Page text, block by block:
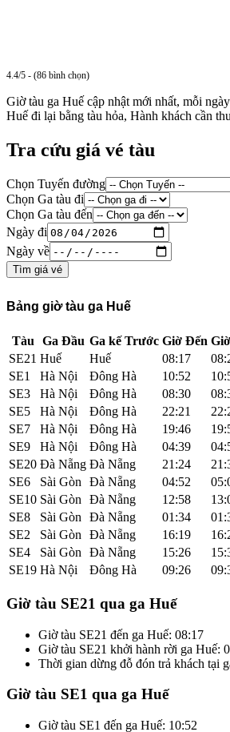
4.4/5 - (86 bình chọn)
Giờ tàu ga Huế cập nhật mới nhất, mỗi
Huế đi lại bằng tàu hỏa, Hành khách cần
Tra cứu giá vé tàu
Chọn Tuyến đường
Chọn Ga tàu đi
Chọn Ga tàu đến
Ngày đi
Ngày về
Tìm giá vé
Bảng giờ tàu ga Huế
Tàu Ga Đầu Ga kế Trước Giờ Đến
SE21 Huế Huế 08:17
SE1
Hà Nội Đông Hà 10:52
SE3
Hà Nội Đông Hà 08:30
SE5
Hà Nội Đông Hà 22:21
SE7
Hà Nội Đông Hà 19:46
SE9
Hà Nội Đông Hà 04:39
SE20 Đà Nẵng Đà Nẵng 21:24
SE6
Sài Gòn Đà Nẵng 04:52
SE10 Sài Gòn Đà Nẵng 12:58
SE8
Sài Gòn Đà Nẵng 01:34
SE2
Sài Gòn Đà Nẵng 16:19
SE4
Sài Gòn Đà Nẵng 15:26
SE19 Hà Nội Đông Hà 09:26
Giờ tàu SE21 qua ga Huế
Giờ tàu SE21 đến ga Huế: 08:17
Giờ tàu SE21 khởi hành rời ga Huế:
Thời gian dừng đỗ đón trả khách tại
Giờ tàu SE1 qua ga Huế
Giờ tàu SE1 đến ga Huế: 10:52